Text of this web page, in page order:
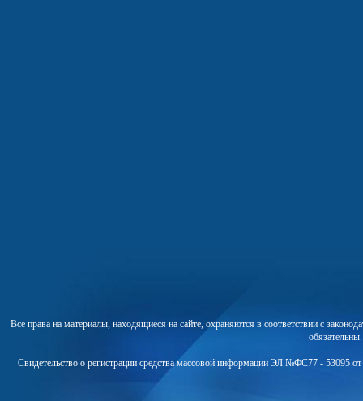
Все права на материалы, находящиеся на сайте, охраняются в соответствии с
Свидетельство о регистрации средства массовой информации ЭЛ №ФС77 - 53095